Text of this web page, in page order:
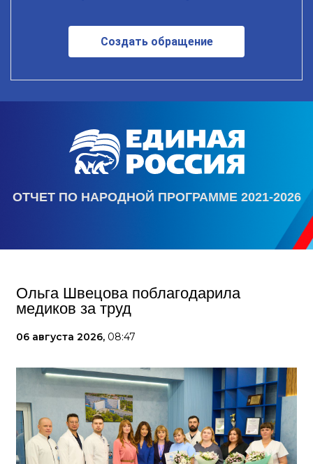
Создать обращение
ОТЧЕТ ПО НАРОДНОЙ ПРОГРАММЕ 2021-2026
Ольга Швецова поблагодарила
медиков за труд
06 августа 2026, 08:47